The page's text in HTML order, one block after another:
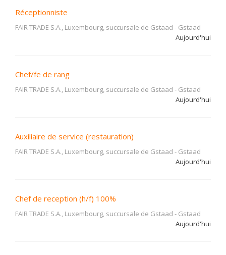
Réceptionniste
FAIR TRADE S.A., Luxembourg, succursale de Gstaad - Gstaad
Aujourd'hui
Chef/fe de rang
FAIR TRADE S.A., Luxembourg, succursale de Gstaad - Gstaad
Aujourd'hui
Auxiliaire de service (restauration)
FAIR TRADE S.A., Luxembourg, succursale de Gstaad - Gstaad
Aujourd'hui
Chef de reception (h/f) 100%
FAIR TRADE S.A., Luxembourg, succursale de Gstaad - Gstaad
Aujourd'hui